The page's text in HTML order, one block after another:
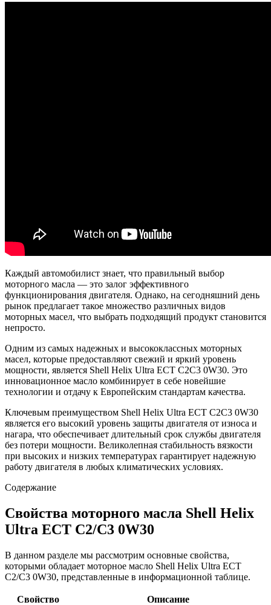
Каждый автомобилист знает, что правильный выбор
моторного масла — это залог эффективного
функционирования двигателя. Однако, на сегодняшний день
рынок предлагает такое множество различных видов
моторных масел, что выбрать подходящий продукт становится
непросто.
Одним из самых надежных и высококлассных моторных
масел, которые предоставляют свежий и яркий уровень
мощности, является Shell Helix Ultra ECT C2C3 0W30. Это
инновационное масло комбинирует в себе новейшие
технологии и отдачу к Европейским стандартам качества.
Ключевым преимуществом Shell Helix Ultra ECT C2C3 0W30
является его высокий уровень защиты двигателя от износа и
нагара, что обеспечивает длительный срок службы двигателя
без потери мощности. Великолепная стабильность вязкости
при высоких и низких температурах гарантирует надежную
работу двигателя в любых климатических условиях.
Содержание
Свойства моторного масла Shell Helix
Ultra ECT C2/C3 0W30
В данном разделе мы рассмотрим основные свойства,
которыми обладает моторное масло Shell Helix Ultra ECT
C2/C3 0W30, представленные в информационной таблице.
Свойство Описание